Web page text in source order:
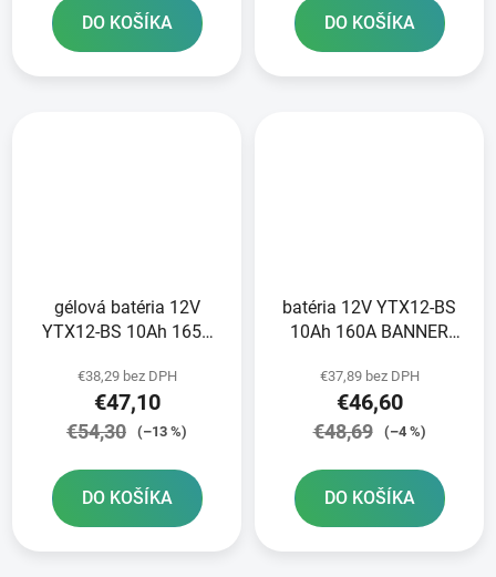
DO KOŠÍKA DO KOŠÍKA
gélová batéria 12V
YTX12-BS 10Ah 165A
150x87x130
€38,29 bez DPH
€47,10
€54,30 (–13 %)
DO KOŠÍKA
batéria 12V YTX12-BS
10Ah 160A BANNER
150x87x131
€37,89 bez DPH
€46,60
€48,69 (–4 %)
DO KOŠÍKA